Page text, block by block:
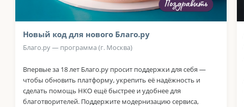
Новый код для нового Благо.ру
Благо.ру — программа (г. Москва)
Впервые за 18 лет Благо.ру просит поддержки для себя —
чтобы обновить платформу, укрепить её надёжность и
сделать помощь НКО ещё быстрее и удобнее для
благотворителей. Поддержите модернизацию сервиса,